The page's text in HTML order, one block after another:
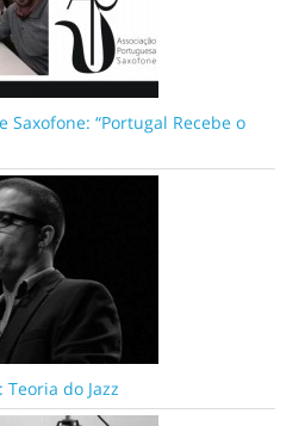
Saxofone: “Portugal Recebe o
do Jazz